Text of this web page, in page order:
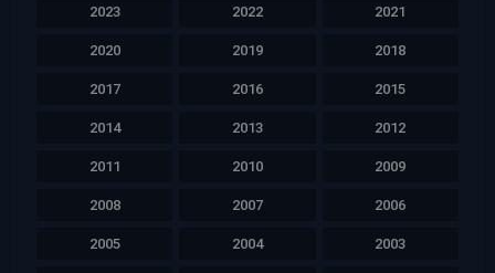
2023 2022 2021
2020 2019 2018
2017 2016 2015
2014 2013 2012
2011 2010 2009
2008 2007 2006
2005 2004 2003